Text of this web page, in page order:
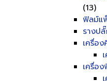
(13)
ฟิลม์แ
รางป
เครื่อ
เครื่อ